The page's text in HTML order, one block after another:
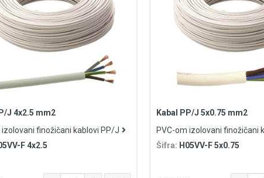
J 4x2.5 mm2
izolovani finožičani kablovi PP/J
F 4x2.5
Kabal PP/J 5x0.75 mm2
PVC-om izolovani finožičani
Šifra: H05VV-F 5x0.75